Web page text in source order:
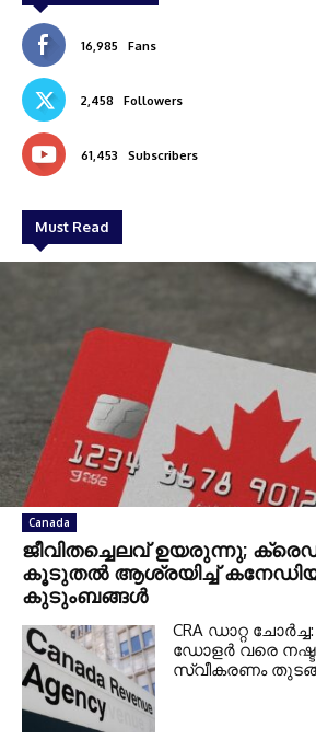
16,985 Fans
2,458 Followers
61,453 Subscribers
Must Read
Canada
ജീവിതച്ചെലവ് ഉയരുന്നു;
കൂടുതൽ ആശ്രയിച്ച്
കുടുംബങ്ങൾ
CRA ഡാറ്റ
ഡോളർ വരെ
സ്വീകരണം